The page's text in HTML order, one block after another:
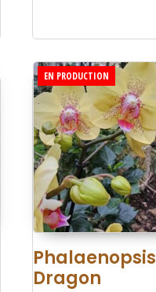
EN PRODUCTION
Phalaenopsis
Dragon